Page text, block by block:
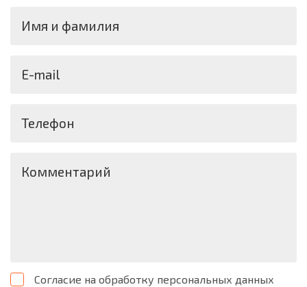
Имя и фамилия
E-mail
Телефон
Комментарий
Согласие на обработку персональных данных